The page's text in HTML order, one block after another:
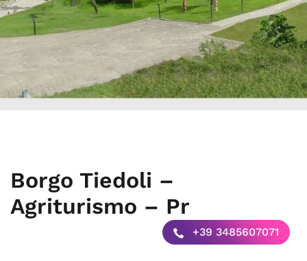
Borgo Tiedoli –
Agriturismo – Pr
+39 3485607071